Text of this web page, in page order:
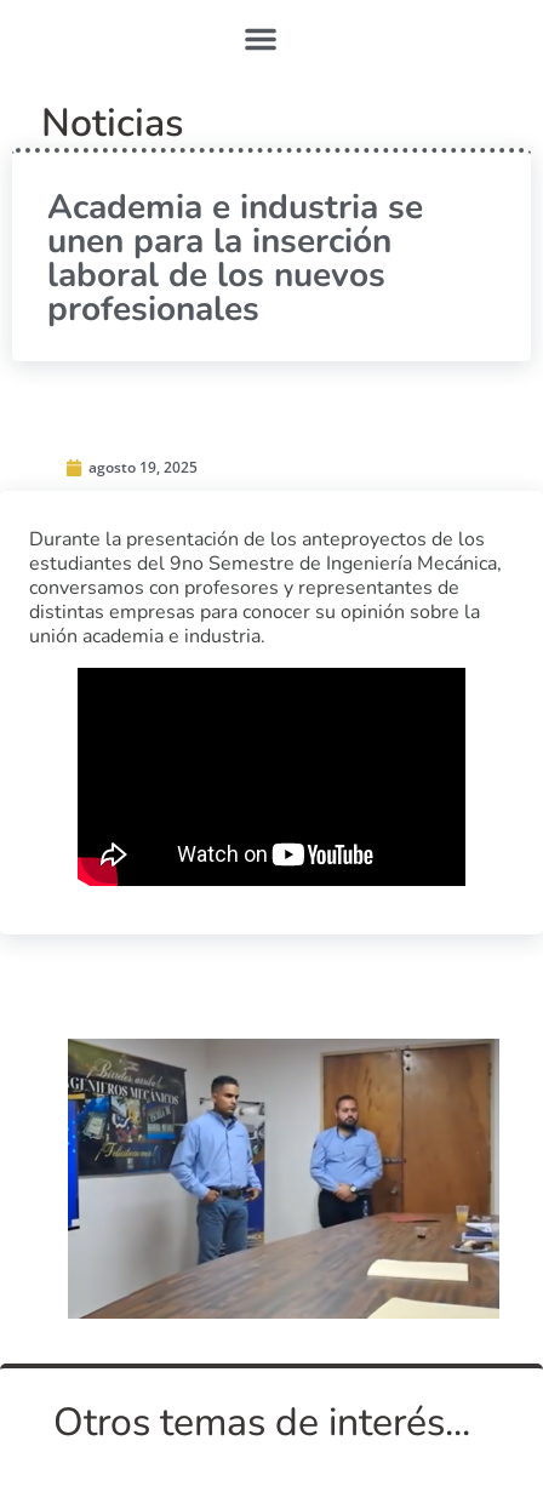
Noticias
Academia e industria se
unen para la inserción
laboral de los nuevos
profesionales
agosto 19, 2025
Durante la presentación de los anteproyectos de los
estudiantes del 9no Semestre de Ingeniería Mecánica,
conversamos con profesores y representantes de
distintas empresas para conocer su opinión sobre la
unión academia e industria.
Otros temas de interés...